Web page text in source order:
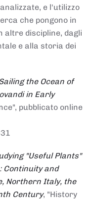
e l'utilizzo
che pongono in
altre discipline, dagli
e alla storia dei
the Ocean of
in Early
pubblicato online
"Useful Plants"
Continuity and
Northern Italy, the
Century, "History